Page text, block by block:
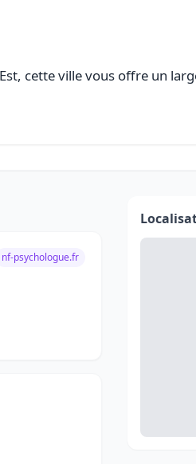
cette ville vous offre un
nf-psychologue.fr